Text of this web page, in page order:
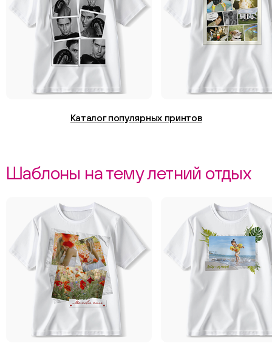
Каталог популярных принтов
Шаблоны на тему летний отдых